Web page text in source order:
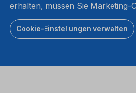
erhalten, müssen Sie Marketing-
Cookie-Einstellungen verwalten